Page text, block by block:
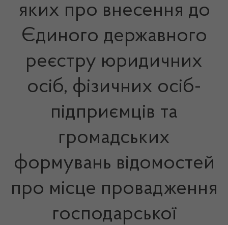
яких про внесення до
Єдиного державного
реєстру юридичних
осіб, фізичних осіб-
підприємців та
громадських
формувань відомостей
про місце провадження
господарської